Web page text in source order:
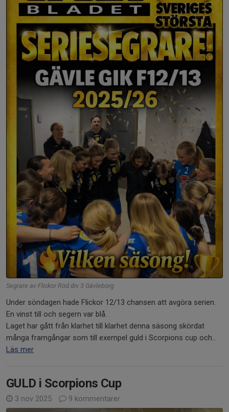
Segrare av Flickor Röd div 3 Gävleborg
Under söndagen hade Flickor 12/13 chansen att avgöra serien.
En vinst till och segern var blå.
Laget har gått från klarhet till klarhet denna säsong skördat
många framgångar som till exempel guld i Scorpions cup och...
Läs mer
GULD i Scorpions Cup
3 nov 2025 9 kommentarer